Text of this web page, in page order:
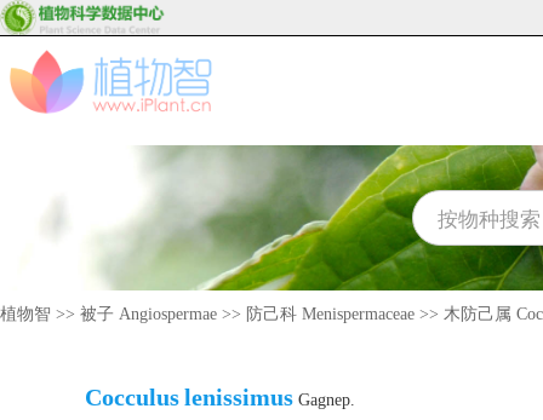
植物智 >> 被子 Angiospermae >> 防己科 Menispermaceae >> 木防己属
Cocculuslenissimus Gagnep.